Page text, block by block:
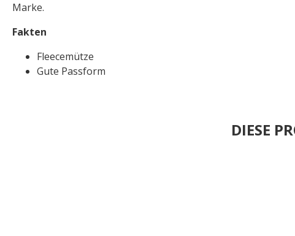
Marke.
Fakten
Fleecemütze
Gute Passform
DIESE